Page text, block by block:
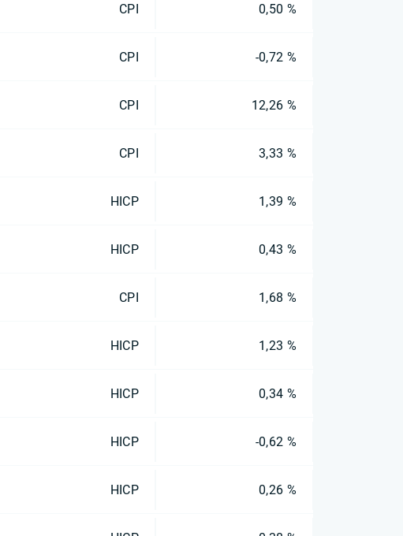
CPI 0,50 %
CPI -0,72 %
CPI 12,26 %
CPI 3,33 %
HICP 1,39 %
HICP 0,43 %
CPI 1,68 %
HICP 1,23 %
HICP 0,34 %
HICP -0,62 %
HICP 0,26 %